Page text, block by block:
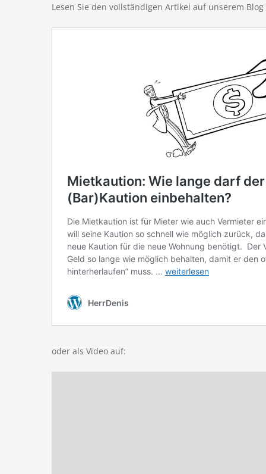
Lesen Sie den vollständigen Artikel auf unserem
oder als Video auf: